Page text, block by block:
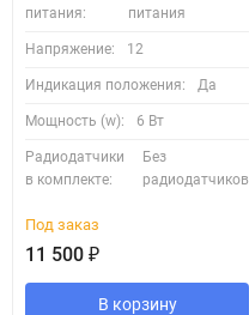
питания:
питания
Напряжение: 12
Индикация положения: Да
Мощность (w): 6 Вт
Радиодатчики
в комплекте:
Без
радиодатчиков
Под заказ
11 500 ₽
В корзину